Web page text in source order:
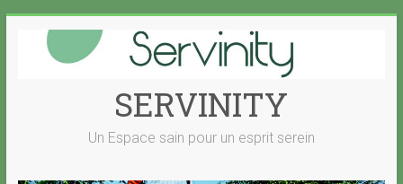
content
SERVINITY
Un Espace sain pour un esprit serein